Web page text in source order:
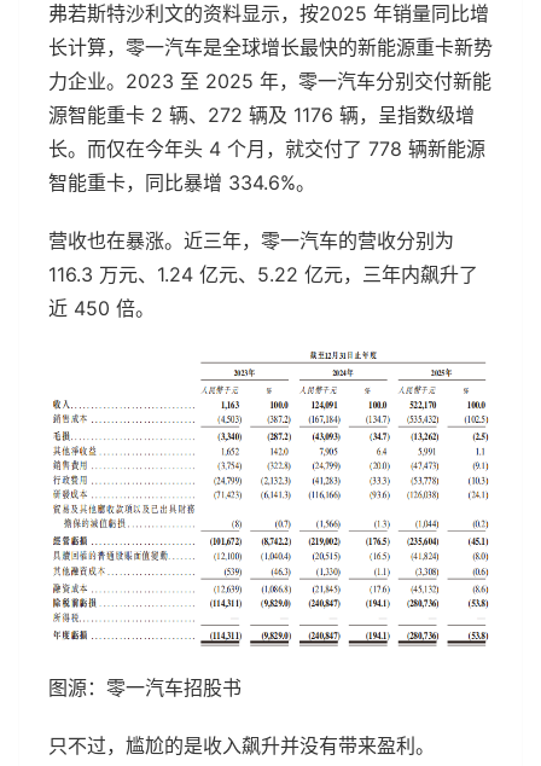
弗若斯特沙利文的资料显示，按2025 年销量同比增
长计算，零一汽车是全球增长最快的新能源重卡新势
力企业。2023 至 2025 年，零一汽车分别交付新能
源智能重卡 2 辆、272 辆及 1176 辆，呈指数级增
长。而仅在今年头 4 个月，就交付了 778 辆新能源
智能重卡，同比暴增 334.6%。
营收也在暴涨。近三年，零一汽车的营收分别为
116.3 万元、1.24 亿元、5.22 亿元，三年内飙升了
近 450 倍。
图源：零一汽车招股书
只不过，尴尬的是收入飙升并没有带来盈利。